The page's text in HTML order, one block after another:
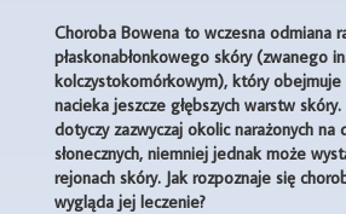
Choroba Bowena to wczesna odmiana
płaskonabłonkowego skóry (zwanego
kolczystokomórkowym), który
nacieka jeszcze głębszych warstw
dotyczy zazwyczaj okolic narażonych na
słonecznych, niemniej jednak może
rejonach skóry. Jak rozpoznaje się
wygląda jej leczenie?